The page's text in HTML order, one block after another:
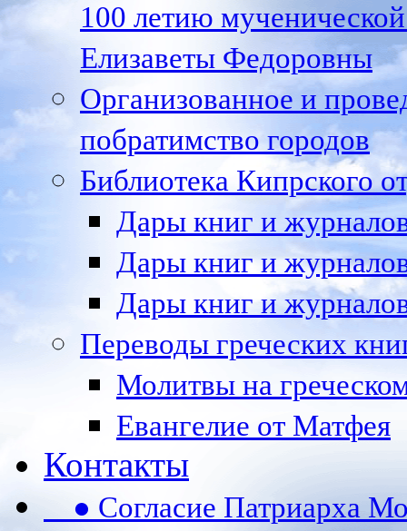
100 летию
Елизаветы Федоровны
Организованное и
побратимство городов
Библиотека Кипрского
Дары книг и
Дары книг и
Дары книг и
Переводы греческих
Молитвы на
Евангелие от Матфея
Контакты
● Согласие Патриарха